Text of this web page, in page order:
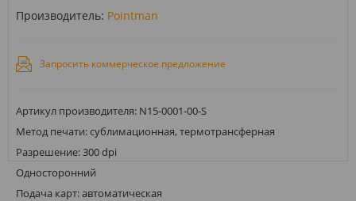
Производитель: Pointman
Запросить коммерческое предложение
Артикул производителя: N15-0001-00-S
Метод печати: сублимационная, термотрансферная
Разрешение: 300 dpi
Односторонний
Подача карт: автоматическая